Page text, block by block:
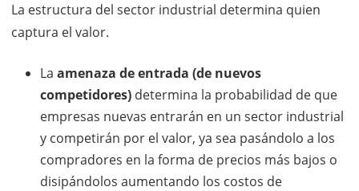
La estructura del sector industrial determina quien
captura el valor.
La amenaza de entrada (de nuevos
competidores) determina la probabilidad de que
empresas nuevas entrarán en un sector industrial
y competirán por el valor, ya sea pasándolo a los
compradores en la forma de precios más bajos o
disipándolos aumentando los costos de